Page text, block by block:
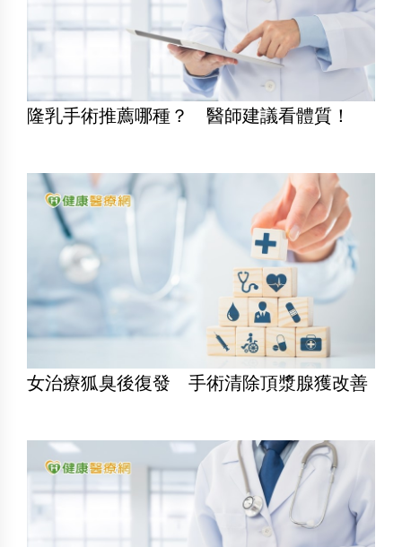
隆乳手術推薦哪種？ 醫師建議看體質！
女治療狐臭後復發 手術清除頂漿腺獲改善